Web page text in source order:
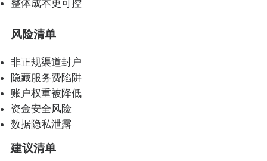
整体成本更可控
风险清单
非正规渠道封户
隐藏服务费陷阱
账户权重被降低
资金安全风险
数据隐私泄露
建议清单